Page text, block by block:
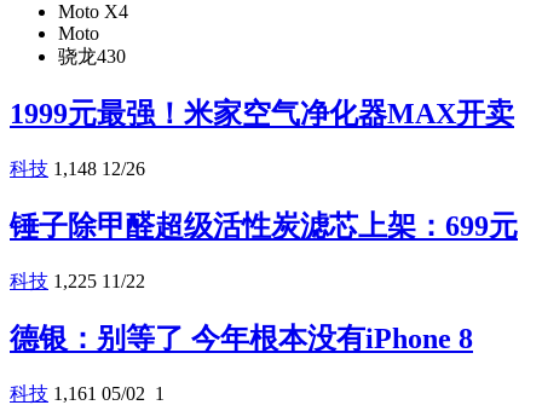
Moto X4
Moto
骁龙430
1999元最强！米家空气净化器MAX开卖
科技 1,148 12/26
锤子除甲醛超级活性炭滤芯上架：699元
科技 1,225 11/22
德银：别等了 今年根本没有iPhone 8
科技 1,161 05/02 1